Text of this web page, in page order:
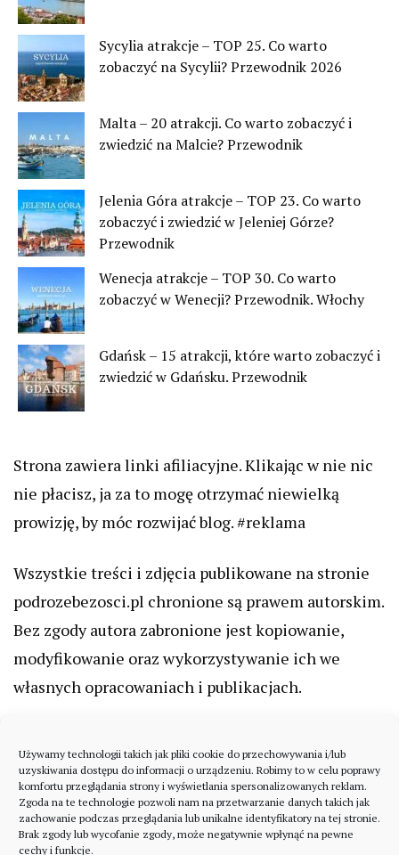
Używamy technologii takich jak pliki cookie do przechowywania i/lub
uzyskiwania dostępu do informacji o urządzeniu. Robimy to w celu poprawy
komfortu przeglądania strony i wyświetlania spersonalizowanych reklam.
Zgoda na te technologie pozwoli nam na przetwarzanie danych takich jak
zachowanie podczas przeglądania lub unikalne identyfikatory na tej stronie.
Brak zgody lub wycofanie zgody, może negatywnie wpłynąć na pewne
cechy i funkcje.
Sycylia atrakcje – TOP 25. Co warto
zobaczyć na Sycylii? Przewodnik 2026
Malta – 20 atrakcji. Co warto zobaczyć i
zwiedzić na Malcie? Przewodnik
Jelenia Góra atrakcje – TOP 23. Co warto
zobaczyć i zwiedzić w Jeleniej Górze?
Przewodnik
Wenecja atrakcje – TOP 30. Co warto
zobaczyć w Wenecji? Przewodnik. Włochy
Gdańsk – 15 atrakcji, które warto zobaczyć i
zwiedzić w Gdańsku. Przewodnik
Strona zawiera linki afiliacyjne. Klikając w nie nic
nie płacisz, ja za to mogę otrzymać niewielką
prowizję, by móc rozwijać blog. #reklama
Wszystkie treści i zdjęcia publikowane na stronie
podrozebezosci.pl chronione są prawem autorskim.
Bez zgody autora zabronione jest kopiowanie,
modyfikowanie oraz wykorzystywanie ich we
własnych opracowaniach i publikacjach.